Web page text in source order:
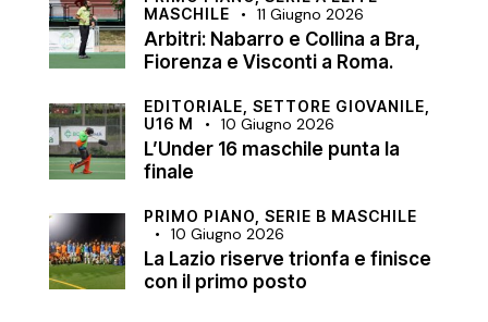
MASCHILE
11 Giugno 2026
Arbitri: Nabarro e Collina a Bra,
Fiorenza e Visconti a Roma.
EDITORIALE, SETTORE GIOVANILE,
U16 M
10 Giugno 2026
L’Under 16 maschile punta la
finale
PRIMO PIANO, SERIE B MASCHILE
10 Giugno 2026
La Lazio riserve trionfa e finisce
con il primo posto